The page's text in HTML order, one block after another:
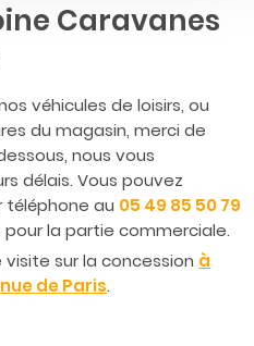
Caravanes
véhicules de loisirs, ou
du magasin, merci de
nous vous
délais. Vous pouvez
téléphone au 05 49 85 50 79
pour la partie commerciale.
sur la concession à
de Paris.